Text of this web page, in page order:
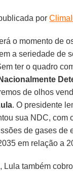
por
o momento de
a seriedade de
ter o quadro
de olhos
. O presidente
sua NDC, com
de gases de
em relação a
, Lula também